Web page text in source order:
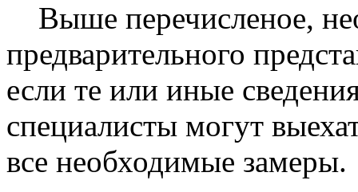
Выше перечисленое,
предварительного
если те или иные
специалисты могут
все необходимые замеры.